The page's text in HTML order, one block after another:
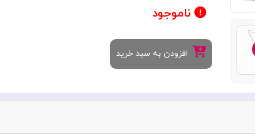
ناموجود
افزودن به سبد خرید